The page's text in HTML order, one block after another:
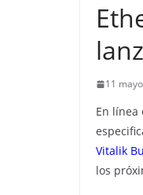
11
En línea
Vitalik
los